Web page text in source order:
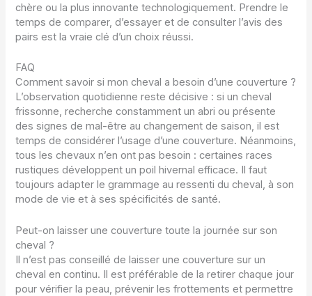
chère ou la plus innovante technologiquement. Prendre le
temps de comparer, d’essayer et de consulter l’avis des
pairs est la vraie clé d’un choix réussi.
FAQ
Comment savoir si mon cheval a besoin d’une couverture ?
L’observation quotidienne reste décisive : si un cheval
frissonne, recherche constamment un abri ou présente
des signes de mal-être au changement de saison, il est
temps de considérer l’usage d’une couverture. Néanmoins,
tous les chevaux n’en ont pas besoin : certaines races
rustiques développent un poil hivernal efficace. Il faut
toujours adapter le grammage au ressenti du cheval, à son
mode de vie et à ses spécificités de santé.
Peut-on laisser une couverture toute la journée sur son
cheval ?
Il n’est pas conseillé de laisser une couverture sur un
cheval en continu. Il est préférable de la retirer chaque jour
pour vérifier la peau, prévenir les frottements et permettre